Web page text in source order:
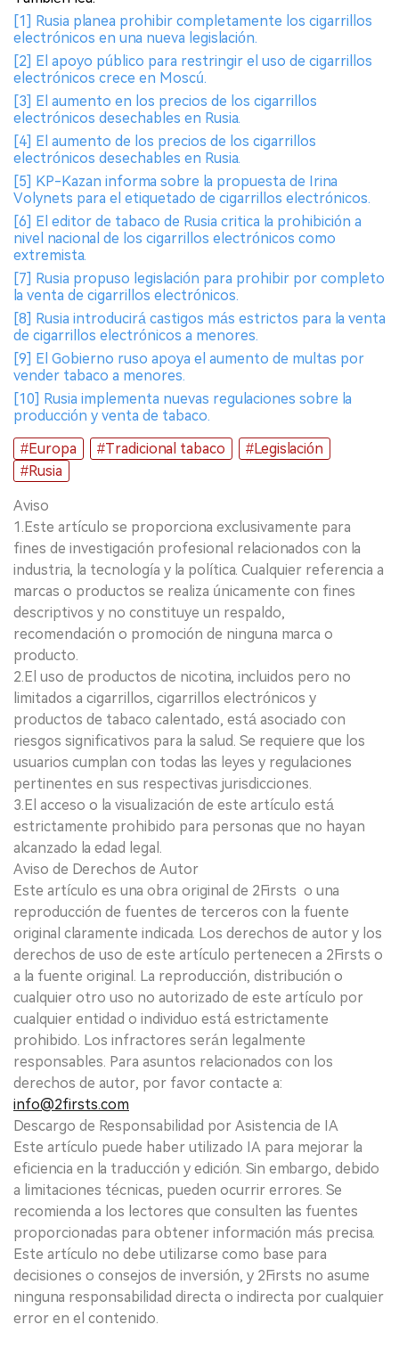
[1] Rusia planea prohibir completamente los cigarrillos
electrónicos en una nueva legislación.
[2] El apoyo público para restringir el uso de cigarrillos
electrónicos crece en Moscú.
[3] El aumento en los precios de los cigarrillos
electrónicos desechables en Rusia.
[4] El aumento de los precios de los cigarrillos
electrónicos desechables en Rusia.
[5] KP-Kazan informa sobre la propuesta de Irina
Volynets para el etiquetado de cigarrillos electrónicos.
[6] El editor de tabaco de Rusia critica la prohibición a
nivel nacional de los cigarrillos electrónicos como
extremista.
[7] Rusia propuso legislación para prohibir por completo
la venta de cigarrillos electrónicos.
[8] Rusia introducirá castigos más estrictos para la venta
de cigarrillos electrónicos a menores.
[9] El Gobierno ruso apoya el aumento de multas por
vender tabaco a menores.
[10] Rusia implementa nuevas regulaciones sobre la
producción y venta de tabaco.
#Europa
#Tradicional tabaco
#Legislación
#Rusia
Aviso
1.Este artículo se proporciona exclusivamente para
fines de investigación profesional relacionados con la
industria, la tecnología y la política. Cualquier referencia a
marcas o productos se realiza únicamente con fines
descriptivos y no constituye un respaldo,
recomendación o promoción de ninguna marca o
producto.
2.El uso de productos de nicotina, incluidos pero no
limitados a cigarrillos, cigarrillos electrónicos y
productos de tabaco calentado, está asociado con
riesgos significativos para la salud. Se requiere que los
usuarios cumplan con todas las leyes y regulaciones
pertinentes en sus respectivas jurisdicciones.
3.El acceso o la visualización de este artículo está
estrictamente prohibido para personas que no hayan
alcanzado la edad legal.
Aviso de Derechos de Autor
Este artículo es una obra original de 2Firsts o una
reproducción de fuentes de terceros con la fuente
original claramente indicada. Los derechos de autor y los
derechos de uso de este artículo pertenecen a 2Firsts o
a la fuente original. La reproducción, distribución o
cualquier otro uso no autorizado de este artículo por
cualquier entidad o individuo está estrictamente
prohibido. Los infractores serán legalmente
responsables. Para asuntos relacionados con los
derechos de autor, por favor contacte a:
info@2firsts.com
Descargo de Responsabilidad por Asistencia de IA
Este artículo puede haber utilizado IA para mejorar la
eficiencia en la traducción y edición. Sin embargo, debido
a limitaciones técnicas, pueden ocurrir errores. Se
recomienda a los lectores que consulten las fuentes
proporcionadas para obtener información más precisa.
Este artículo no debe utilizarse como base para
decisiones o consejos de inversión, y 2Firsts no asume
ninguna responsabilidad directa o indirecta por cualquier
error en el contenido.